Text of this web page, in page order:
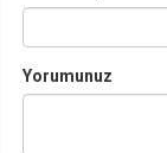
Yorumunuz